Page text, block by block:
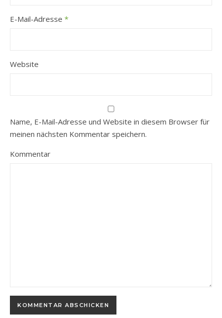
E-Mail-Adresse *
Website
Name, E-Mail-Adresse und Website in diesem Browser für
meinen nächsten Kommentar speichern.
Kommentar